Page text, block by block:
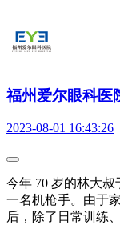
福州爱尔眼科医
2023-08-01 16:43:26
今年 70 岁的林大叔
一名机枪手。由于
后，除了日常训练